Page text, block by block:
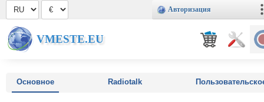
Авторизация
VMESTE.EU
Основное Radiotalk